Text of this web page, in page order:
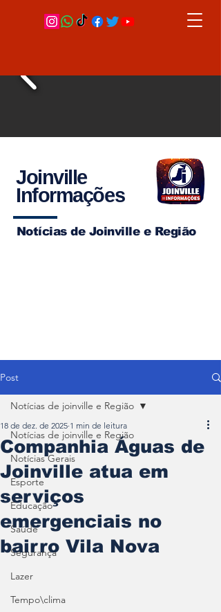
Joinville
Informações
Notícias de Joinville e Região
Post
Notícias de joinville e Região
Notícias Gerais
Esporte
Educação
Saúde
Segurança
Lazer
Tempo\clima
Notícias de joinville e Região
Companhia Águas de
Joinville atua em
serviços
emergenciais no
bairro Vila Nova
18 de dez. de 2025 1 min de leitura